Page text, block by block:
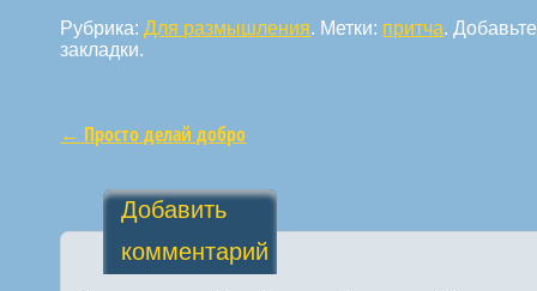
Рубрика:Для размышления. Метки: притча.
закладки.
Навигация по статьям
← Просто делай добро
Добавить
комментарий